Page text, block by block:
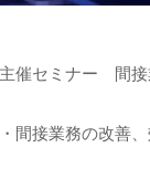
催セミナー 間
間接業務の改善